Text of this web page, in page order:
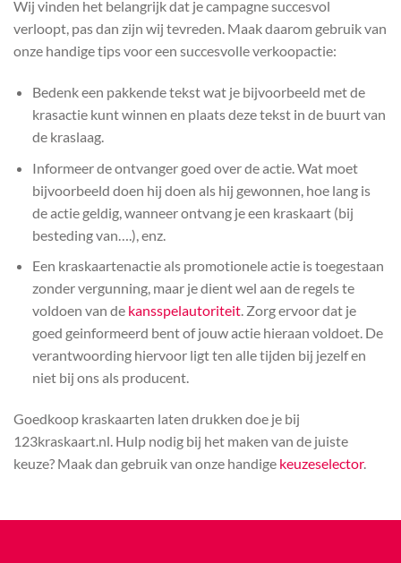
Wij vinden het belangrijk dat je campagne succesvol
verloopt, pas dan zijn wij tevreden. Maak daarom gebruik van
onze handige tips voor een succesvolle verkoopactie:
Bedenk een pakkende tekst wat je bijvoorbeeld met de
krasactie kunt winnen en plaats deze tekst in de buurt van
de kraslaag.
Informeer de ontvanger goed over de actie. Wat moet
bijvoorbeeld doen hij doen als hij gewonnen, hoe lang is
de actie geldig, wanneer ontvang je een kraskaart (bij
besteding van….), enz.
Een kraskaartenactie als promotionele actie is toegestaan
zonder vergunning, maar je dient wel aan de regels te
voldoen van de kansspelautoriteit. Zorg ervoor dat je
goed geinformeerd bent of jouw actie hieraan voldoet. De
verantwoording hiervoor ligt ten alle tijden bij jezelf en
niet bij ons als producent.
Goedkoop kraskaarten laten drukken doe je bij
123kraskaart.nl. Hulp nodig bij het maken van de juiste
keuze? Maak dan gebruik van onze handige keuzeselector.